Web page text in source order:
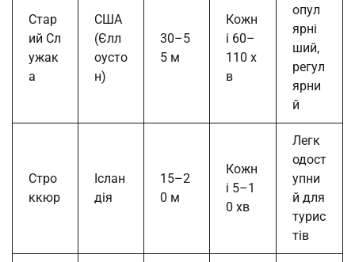
Стар
ий Сл
ужак
а
США
(Єлл
оусто
н)
30–5
5 м
Кожн
і 60–
110 х
в
опул
ярні
ший,
регул
ярни
й
Стро
ккюр
Іслан
дія
15–2
0 м
Кожн
і 5–1
0 хв
Легк
одост
упни
й для
турис
тів